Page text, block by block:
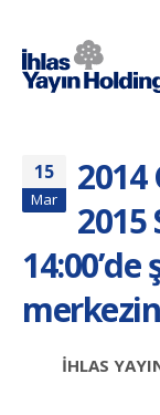
15
Mar
2014
2015
İHLAS